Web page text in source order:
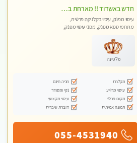
חדש באשדוד !! מארחת בדירתי באופן פרטי ודיסקרטי מקום יפה מסודר נקי ואווירה נעימה יחס טוב בבית חםללא מין !!
עיסוי מפנק, עיסוי בקלניקה פרטית,
מתחמי ספא מפנק, מכוני עיסוי מפנק,
פלטינה
מקלחת
חניה חינם
עיסוי מרגיע
נקי ומסודר
מקום פרטי
עיסוי מקצועי
תמונה אמיתית
דוברת עיברית
055-4531940